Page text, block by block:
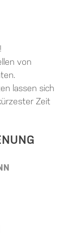
von
lassen sich
Zeit